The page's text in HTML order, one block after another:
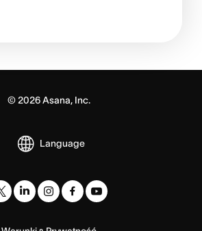
© 2026Asana, Inc.
Language